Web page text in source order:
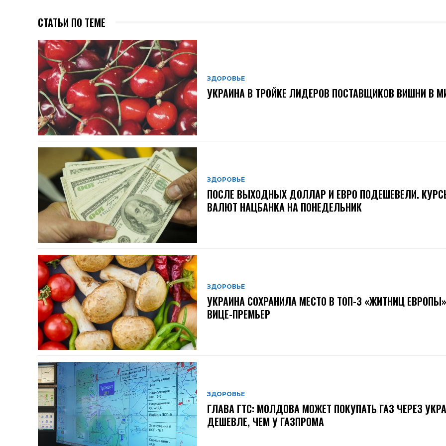
СТАТЬИ ПО ТЕМЕ
ЗДОРОВЬЕ
УКРАИНА В ТРОЙКЕ ЛИДЕРОВ ПОСТАВЩИКОВ ВИШНИ В
ЗДОРОВЬЕ
ПОСЛЕ ВЫХОДНЫХ ДОЛЛАР И ЕВРО ПОДЕШЕВЕЛИ.
ВАЛЮТ НАЦБАНКА НА ПОНЕДЕЛЬНИК
ЗДОРОВЬЕ
УКРАИНА СОХРАНИЛА МЕСТО В ТОП-3 «ЖИТНИЦ
ВИЦЕ-ПРЕМЬЕР
ЗДОРОВЬЕ
ГЛАВА ГТС: МОЛДОВА МОЖЕТ ПОКУПАТЬ ГАЗ ЧЕРЕЗ
ДЕШЕВЛЕ, ЧЕМ У ГАЗПРОМА